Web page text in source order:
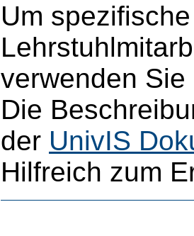
Um
verwenden
Die
der UnivIS
Hilfreich zum